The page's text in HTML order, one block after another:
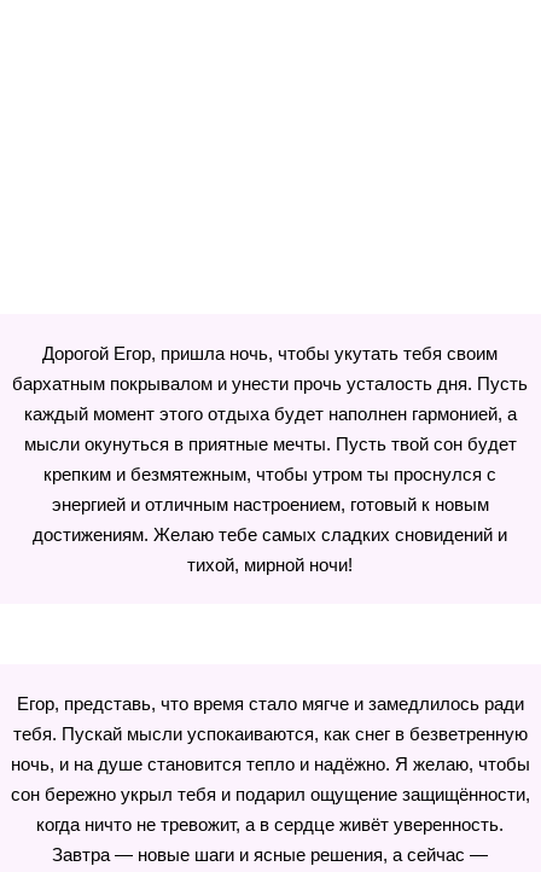
Дорогой Егор, пришла ночь, чтобы укутать тебя своим
бархатным покрывалом и унести прочь усталость дня. Пусть
каждый момент этого отдыха будет наполнен гармонией, а
мысли окунуться в приятные мечты. Пусть твой сон будет
крепким и безмятежным, чтобы утром ты проснулся с
энергией и отличным настроением, готовый к новым
достижениям. Желаю тебе самых сладких сновидений и
тихой, мирной ночи!
Егор, представь, что время стало мягче и замедлилось ради
тебя. Пускай мысли успокаиваются, как снег в безветренную
ночь, и на душе становится тепло и надёжно. Я желаю, чтобы
сон бережно укрыл тебя и подарил ощущение защищённости,
когда ничто не тревожит, а в сердце живёт уверенность.
Завтра — новые шаги и ясные решения, а сейчас —